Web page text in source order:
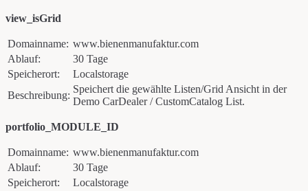
view_isGrid
Domainname: www.bienenmanufaktur.com
Ablauf:
30 Tage
Speicherort:
Localstorage
Beschreibung:
Speichert die gewählte Listen/Grid Ansicht in der
Demo CarDealer / CustomCatalog List.
portfolio_MODULE_ID
Domainname: www.bienenmanufaktur.com
Ablauf:
30 Tage
Speicherort:
Localstorage